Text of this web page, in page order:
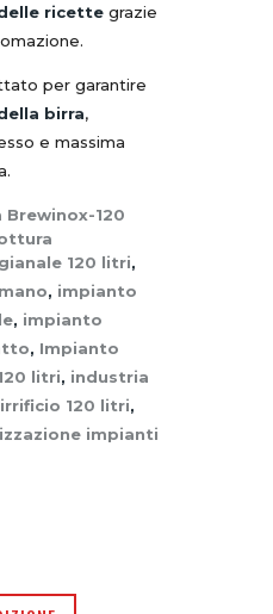
ricettegrazie
per garantire
birra,
e massima
120
120 litri,
, impianto
, impianto
, Impianto
litri, industria
120 litri,
impianti